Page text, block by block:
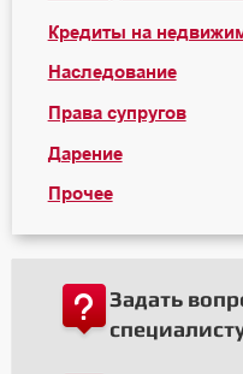
Кредиты на
Наследование
Права супругов
Дарение
Прочее
Задать